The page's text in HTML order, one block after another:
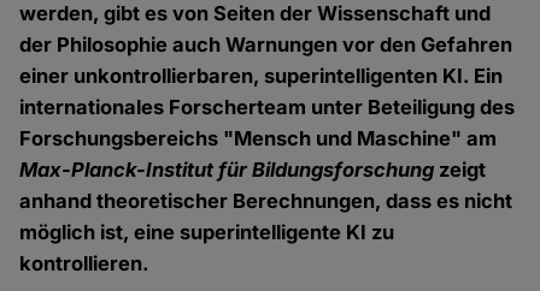
werden, gibt es von Seiten der Wissenschaft und
der Philosophie auch Warnungen vor den Gefahren
einer unkontrollierbaren, superintelligenten KI. Ein
internationales Forscherteam unter Beteiligung des
Forschungsbereichs "Mensch und Maschine" am
Max-Planck-Institut für Bildungsforschung zeigt
anhand theoretischer Berechnungen, dass es nicht
möglich ist, eine superintelligente KI zu
kontrollieren.